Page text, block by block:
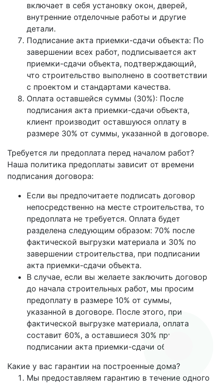
включает в себя установку окон, дверей,
внутренние отделочные работы и другие
детали.
Подписание акта приемки-сдачи объекта: По
завершении всех работ, подписывается акт
приемки-сдачи объекта, подтверждающий,
что строительство выполнено в соответствии
с проектом и стандартами качества.
Оплата оставшейся суммы (30%): После
подписания акта приемки-сдачи объекта,
клиент производит оставшуюся оплату в
размере 30% от суммы, указанной в договоре.
Требуется ли предоплата перед началом работ?
Наша политика предоплаты зависит от времени
подписания договора:
Если вы предпочитаете подписать договор
непосредственно на месте строительства, то
предоплата не требуется. Оплата будет
разделена следующим образом: 70% после
фактической выгрузки материала и 30% по
завершении строительства, при подписании
акта приемки-сдачи объекта.
В случае, если вы желаете заключить договор
до начала строительных работ, мы просим
предоплату в размере 10% от суммы,
указанной в договоре. После этого, при
фактической выгрузке материала, оплата
составит 60%, а оставшиеся 30% при
подписании акта приемки-сдачи объекта.
Какие у вас гарантии на построенные дома?
Мы предоставляем гарантию в течение одного